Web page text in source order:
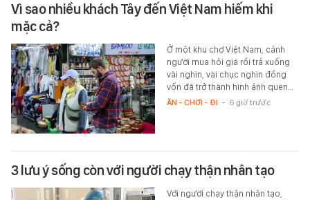
Vì sao nhiều khách Tây đến Việt Nam hiếm khi
mặc cả?
Ở một khu chợ Việt Nam, cảnh
người mua hỏi giá rồi trả xuống
vài nghìn, vài chục nghìn đồng
vốn đã trở thành hình ảnh quen…
ĂN - CHƠI - ĐI - 6 giờ trước
3 lưu ý sống còn với người chạy thận nhân tạo
Với người chạy thận nhân tạo,